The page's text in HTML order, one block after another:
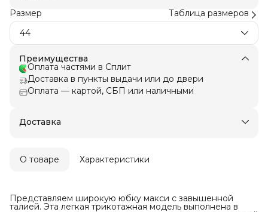
Размер
Таблица размеров
44
Преимущества
Оплата частями в Сплит
Доставка в пункты выдачи или до двери
Оплата — картой, СБП или наличными
Доставка
О товаре Характеристики
Представляем широкую юбку макси с завышенной
талией. Эта легкая трикотажная модель выполнена в